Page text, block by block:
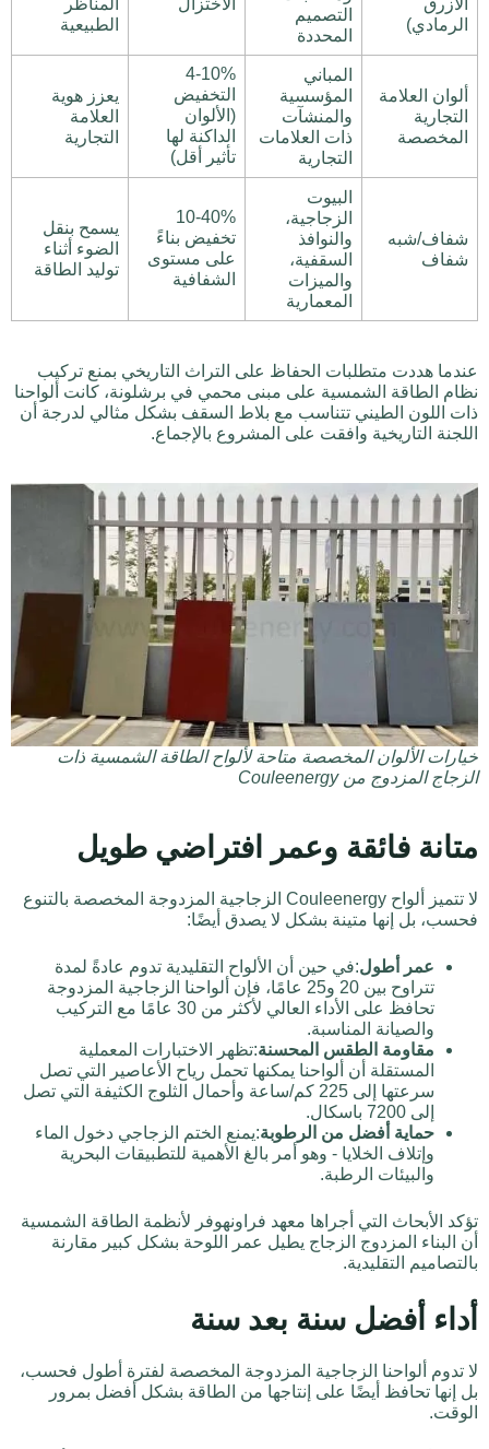
الأزرق
الرمادي)
التصميم
المحددة
الاختزال
المناظر
الطبيعية
ألوان العلامة
التجارية
المخصصة
المباني
المؤسسية
والمنشآت
ذات العلامات
التجارية
4-10%
التخفيض
(الألوان
الداكنة لها
تأثير أقل)
يعزز هوية
العلامة
التجارية
شفاف/شبه
شفاف
البيوت
الزجاجية،
والنوافذ
السقفية،
والميزات
المعمارية
10-40%
تخفيض بناءً
على مستوى
الشفافية
يسمح بنقل
الضوء أثناء
توليد الطاقة
عندما هددت متطلبات الحفاظ على التراث التاريخي بمنع تركيب
نظام الطاقة الشمسية على مبنى محمي في برشلونة، كانت ألواحنا
ذات اللون الطيني تتناسب مع بلاط السقف بشكل مثالي لدرجة أن
اللجنة التاريخية وافقت على المشروع بالإجماع.
خيارات الألوان المخصصة متاحة لألواح الطاقة الشمسية ذات
الزجاج المزدوج من Couleenergy
متانة فائقة وعمر افتراضي طويل
لا تتميز ألواح Couleenergy الزجاجية المزدوجة المخصصة بالتنوع
فحسب، بل إنها متينة بشكل لا يصدق أيضًا:
عمر أطول:في حين أن الألواح التقليدية تدوم عادةً لمدة
تتراوح بين 20 و25 عامًا، فإن ألواحنا الزجاجية المزدوجة
تحافظ على الأداء العالي لأكثر من 30 عامًا مع التركيب
والصيانة المناسبة.
مقاومة الطقس المحسنة:تظهر الاختبارات المعملية
المستقلة أن ألواحنا يمكنها تحمل رياح الأعاصير التي تصل
سرعتها إلى 225 كم/ساعة وأحمال الثلوج الكثيفة التي تصل
إلى 7200 باسكال.
حماية أفضل من الرطوبة:يمنع الختم الزجاجي دخول الماء
وإتلاف الخلايا - وهو أمر بالغ الأهمية للتطبيقات البحرية
والبيئات الرطبة.
تؤكد الأبحاث التي أجراها معهد فراونهوفر لأنظمة الطاقة الشمسية
أن البناء المزدوج الزجاج يطيل عمر اللوحة بشكل كبير مقارنة
بالتصاميم التقليدية.
أداء أفضل سنة بعد سنة
لا تدوم ألواحنا الزجاجية المزدوجة المخصصة لفترة أطول فحسب،
بل إنها تحافظ أيضًا على إنتاجها من الطاقة بشكل أفضل بمرور
الوقت.